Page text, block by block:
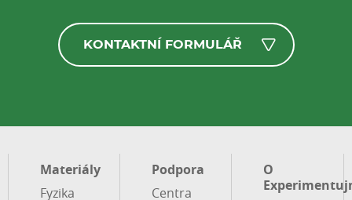
KONTAKTNÍ FORMULÁŘ
Materiály
Fyzika
Podpora
Centra
O